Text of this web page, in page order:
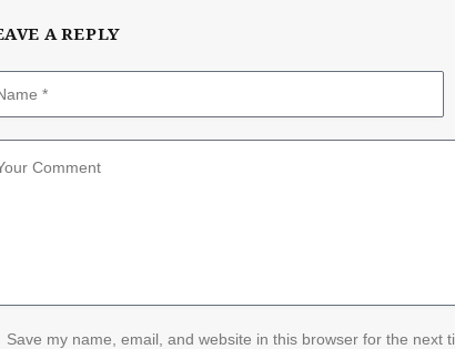
A REPLY
Save my name, email, and website in this browser for the next